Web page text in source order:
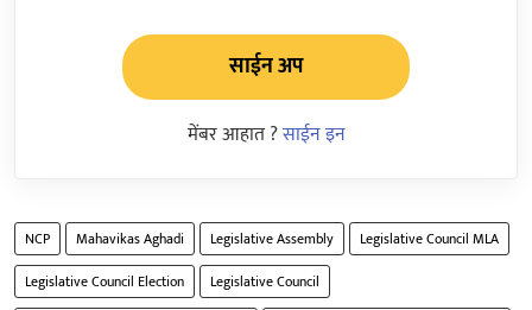
साईन अप
मेंबर आहात ?साईन इन
NCP Mahavikas Aghadi Legislative Assembly
Legislative Council MLA
Legislative Council Election
Legislative Council